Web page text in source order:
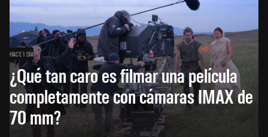
HACE 1 DÍA
¿Qué tan caro es filmar una película
completamente con cámaras IMAX de
70 mm?